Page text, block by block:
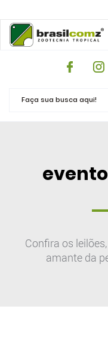
Confira os
amante da